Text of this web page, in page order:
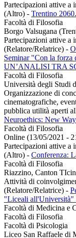
Partecipazioni attive a
(Altro) - Trentino
Facoltà di Filosofia
Borgo Valsugana
Partecipazioni attive a
(Relatore/Relatrice) -
Seminar "Con la
UN’ANALISI TRA
Facoltà di Filosofia
Università degli Studi
Organizzazione di
cinematografiche,
pubblica utilità aperti
Neuroethics: New
Facoltà di Filosofia
Online (13/05/2021 -
Partecipazioni attive a
(Altro) - Conferenza:
Facoltà di Filosofia
Riazzino, Canton
Attività di
(Relatore/Relatrice) -
"Liceali all'Università"
Facoltà di Medicina e
Facoltà di Filosofia
Facoltà di Psicologia
Liceo San Raffaele di